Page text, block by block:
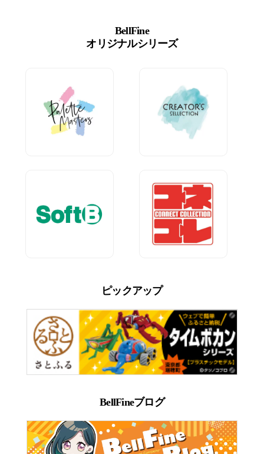
BellFine
オリジナルシリーズ
ピックアップ
BellFineブログ